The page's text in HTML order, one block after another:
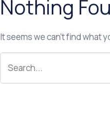
Nothing
It seems we can’t find what